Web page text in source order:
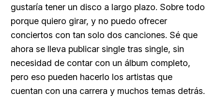
gustaría tener un disco a largo plazo. Sobre todo
porque quiero girar, y no puedo ofrecer
conciertos con tan solo dos canciones. Sé que
ahora se lleva publicar single tras single, sin
necesidad de contar con un álbum completo,
pero eso pueden hacerlo los artistas que
cuentan con una carrera y muchos temas detrás.